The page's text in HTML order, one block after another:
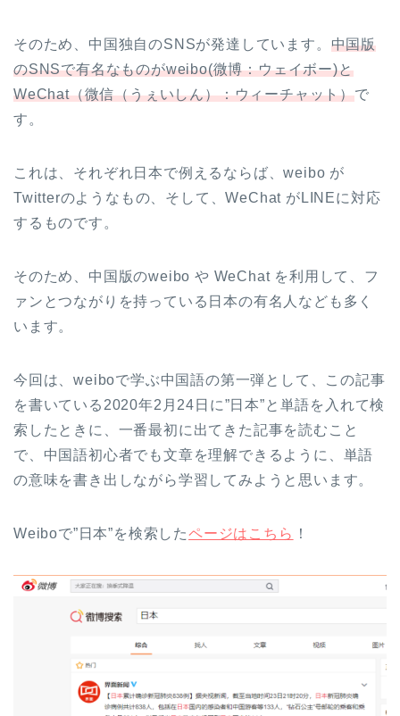
そのため、中国独自のSNSが発達しています。 中国版
のSNSで有名なものがweibo(微博：ウェイボー)と
WeChat（微信（うぇいしん）：ウィーチャット）で
す。
これは、それぞれ日本で例えるならば、weibo が
Twitterのようなもの、そして、WeChat がLINEに対応
するものです。
そのため、中国版のweibo や WeChat を利用して、フ
ァンとつながりを持っている日本の有名人なども多く
います。
今回は、weiboで学ぶ中国語の第一弾として、この記事
を書いている2020年2月24日に”日本”と単語を入れて検
索したときに、一番最初に出てきた記事を読むこと
で、中国語初心者でも文章を理解できるように、単語
の意味を書き出しながら学習してみようと思います。
Weiboで”日本”を検索したページはこちら ！